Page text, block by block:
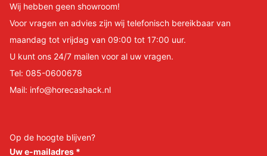
Wij hebben geen showroom!
Voor vragen en advies zijn wij telefonisch bereikbaar van
maandag tot vrijdag van 09:00 tot 17:00 uur.
U kunt ons 24/7 mailen voor al uw vragen.
Tel: 085-0600678
Mail: info@horecashack.nl
Op de hoogte blijven?
Uw e-mailadres *